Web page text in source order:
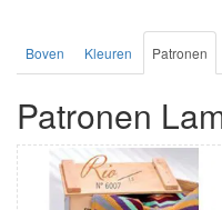
Boven Kleuren Patronen
Patronen